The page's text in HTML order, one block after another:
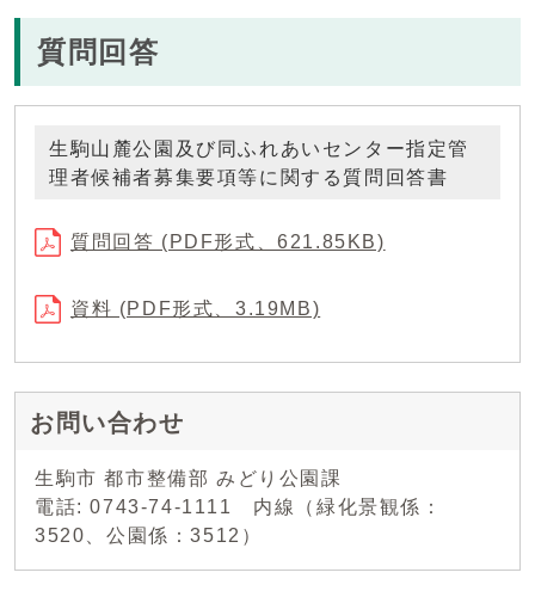
質問回答
生駒山麓公園及び同ふれあいセンター指定管
理者候補者募集要項等に関する質問回答書
質問回答 (PDF形式、621.85KB)
資料 (PDF形式、3.19MB)
お問い合わせ
生駒市 都市整備部 みどり公園課
電話: 0743-74-1111 内線（緑化景観係：
3520、公園係：3512）